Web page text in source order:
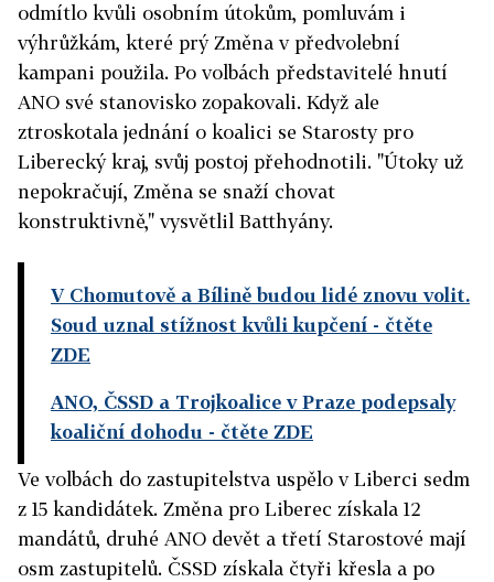
odmítlo kvůli osobním útokům, pomluvám i
výhrůžkám, které prý Změna v předvolební
kampani použila. Po volbách představitelé hnutí
ANO své stanovisko zopakovali. Když ale
ztroskotala jednání o koalici se Starosty pro
Liberecký kraj, svůj postoj přehodnotili. "Útoky už
nepokračují, Změna se snaží chovat
konstruktivně," vysvětlil Batthyány.
V Chomutově a Bílině budou lidé znovu volit.
Soud uznal stížnost kvůli kupčení - čtěte
ZDE
ANO, ČSSD a Trojkoalice v Praze podepsaly
koaliční dohodu - čtěte ZDE
Ve volbách do zastupitelstva uspělo v Liberci sedm
z 15 kandidátek. Změna pro Liberec získala 12
mandátů, druhé ANO devět a třetí Starostové mají
osm zastupitelů. ČSSD získala čtyři křesla a po